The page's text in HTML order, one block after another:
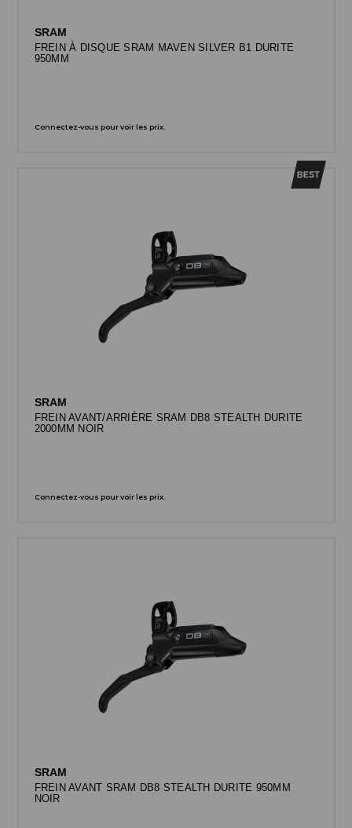
SRAM
FREIN À DISQUE SRAM MAVEN SILVER B1 DURITE
950MM
Connectez-vous pour voir les prix.
SRAM
FREIN AVANT/ARRIÈRE SRAM DB8 STEALTH DURITE
2000MM NOIR
Connectez-vous pour voir les prix.
SRAM
FREIN AVANT SRAM DB8 STEALTH DURITE 950MM
NOIR